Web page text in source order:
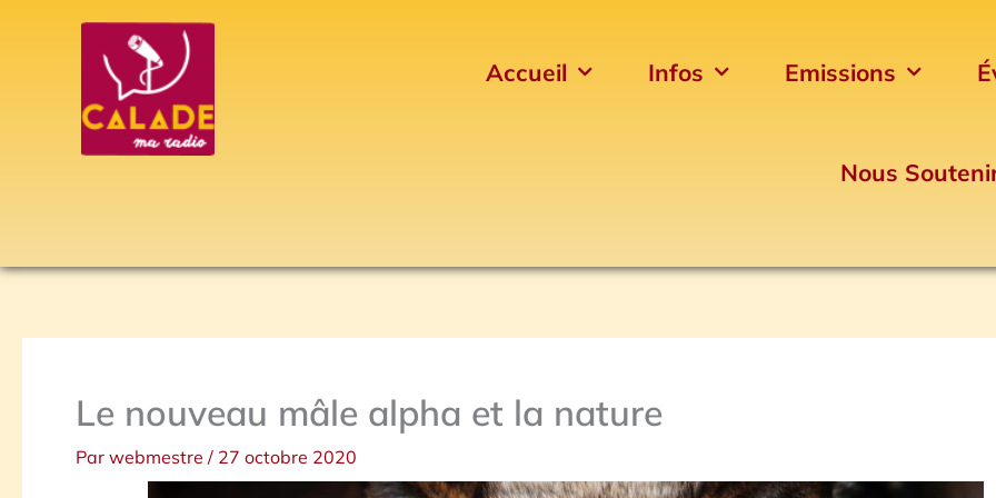
Accueil Infos Emissions
Nous
Le nouveau mâle alpha et la nature
Par webmestre / 27 octobre 2020